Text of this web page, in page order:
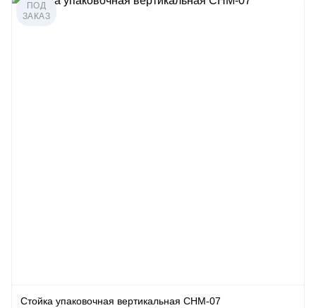
Стойка упаковочная вертикальная СНМ-07
ПОД
ЗАКАЗ